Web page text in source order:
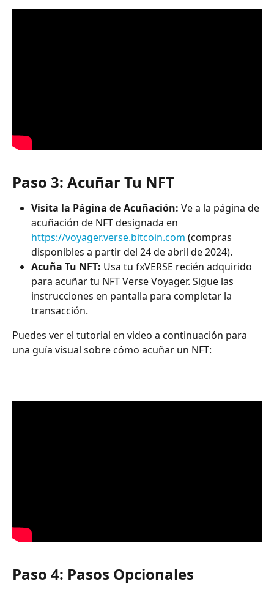
Paso 3: Acuñar Tu NFT
Visita la Página de Acuñación: Ve a la página de
acuñación de NFT designada en
https://voyager.verse.bitcoin.com (compras
disponibles a partir del 24 de abril de 2024).
Acuña Tu NFT: Usa tu fxVERSE recién adquirido
para acuñar tu NFT Verse Voyager. Sigue las
instrucciones en pantalla para completar la
transacción.
Puedes ver el tutorial en video a continuación para
una guía visual sobre cómo acuñar un NFT:
Paso 4: Pasos Opcionales